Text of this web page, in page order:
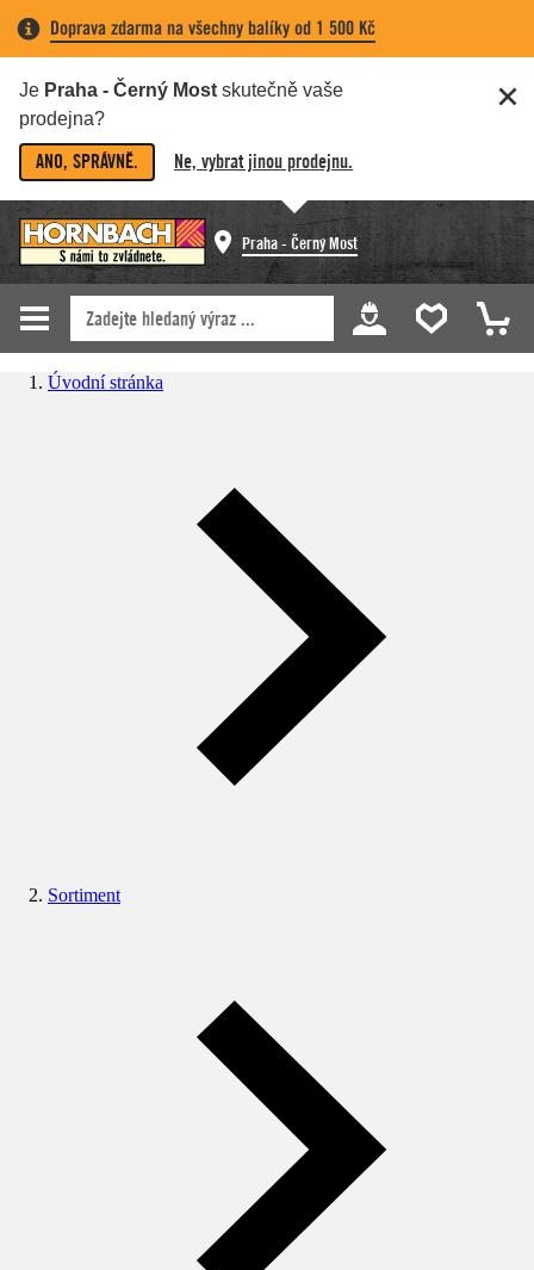
Doprava zdarma na všechny balíky od 1 500 Kč
Je Praha - Černý Most skutečně vaše
prodejna?
ANO, SPRÁVNĚ. Ne, vybrat jinou prodejnu.
Praha - Černý Most
Úvodní stránka
Sortiment